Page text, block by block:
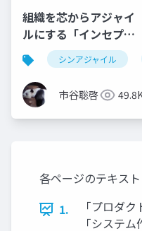
組織を芯からアジャイ
ルにする「インセプシ
ョンデッキ」
シンアジャイル
市谷聡啓
各ページのテキスト
1.
「プロダ
「システ